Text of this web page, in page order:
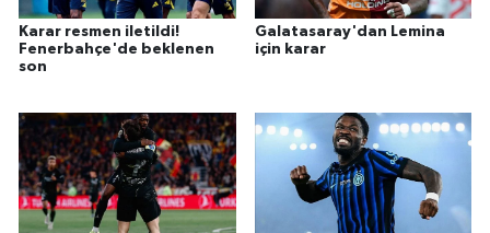
Karar resmen iletildi!
Fenerbahçe'de beklenen
son
Galatasaray'dan Lemina
için karar